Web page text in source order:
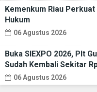
Kemenkum Riau
Hukum
06 Agustus 2026
Buka SIEXPO 2026, Plt
Sudah Kembali Sekitar
06 Agustus 2026